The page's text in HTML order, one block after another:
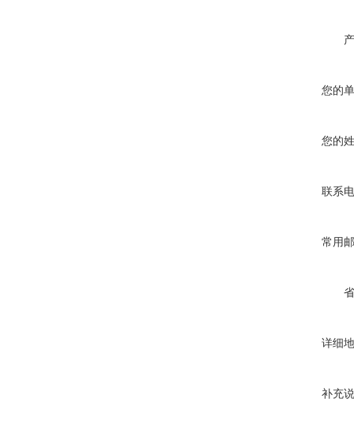
您的
您的
联系
常用
详细
补充